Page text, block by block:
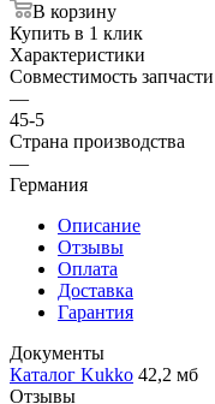
В корзину
Купить в 1 клик
Характеристики
Совместимость запчасти
—
45-5
Страна производства
—
Германия
Описание
Отзывы
Оплата
Доставка
Гарантия
Документы
Каталог Kukko 42,2 мб
Отзывы